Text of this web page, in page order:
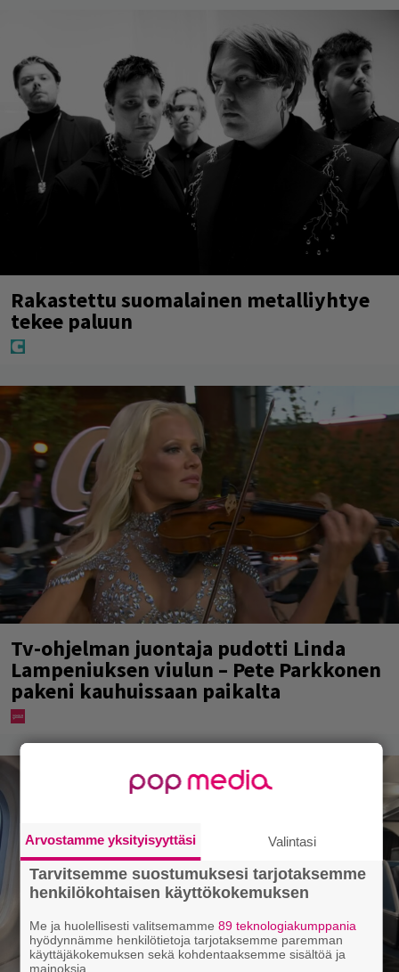
Rakastettu suomalainen metalliyhtye
tekee paluun
Tv-ohjelman juontaja pudotti Linda
Lampeniuksen viulun – Pete Parkkonen
pakeni kauhuissaan paikalta
Arvostamme yksityisyyttäsi Valintasi
Tarvitsemme suostumuksesi tarjotaksemme
henkilökohtaisen käyttökokemuksen
Me ja huolellisesti valitsemamme 89 teknologiakumppania
hyödynnämme henkilötietoja tarjotaksemme paremman
käyttäjäkokemuksen sekä kohdentaaksemme sisältöä ja
mainoksia.